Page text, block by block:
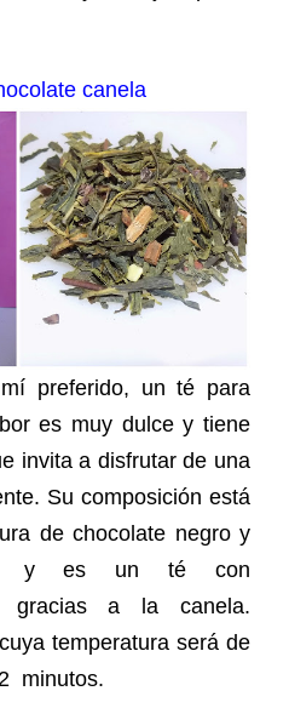
canela
preferido, un té para
es muy dulce y tiene
invita a disfrutar de una
Su composición está
de chocolate negro y
y es un té con
gracias a la canela.
temperatura será de
minutos.